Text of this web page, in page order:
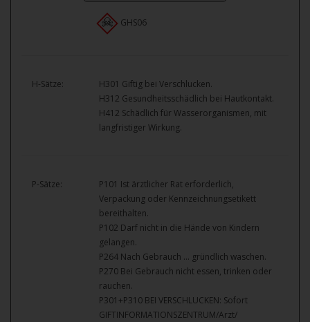
GHS06
H-Sätze:
H301 Giftig bei Verschlucken.
H312 Gesundheitsschädlich bei Hautkontakt.
H412 Schädlich für Wasserorganismen, mit
langfristiger Wirkung.
P-Sätze:
P101 Ist ärztlicher Rat erforderlich,
Verpackung oder Kennzeichnungsetikett
bereithalten.
P102 Darf nicht in die Hände von Kindern
gelangen.
P264 Nach Gebrauch … gründlich waschen.
P270 Bei Gebrauch nicht essen, trinken oder
rauchen.
P301+P310 BEI VERSCHLUCKEN: Sofort
GIFTINFORMATIONSZENTRUM/Arzt/